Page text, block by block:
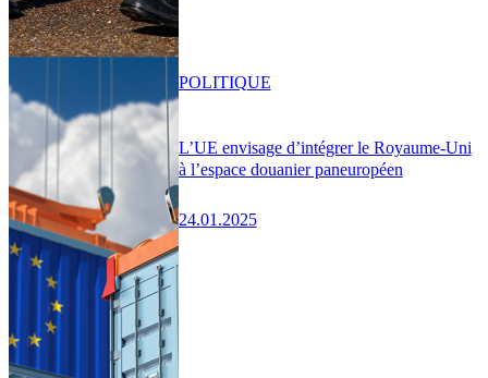
L’UE envisage d’intégrer le Royaume-Uni
à l’espace douanier paneuropéen
24.01.2025
POLITIQUE